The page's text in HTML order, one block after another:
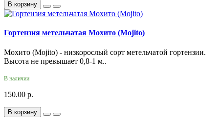
В корзину
Гортензия метельчатая Мохито (Mojito)
Мохито (Mojito) - низкорослый сорт метельчатой гортензии.
Высота не превышает 0,8-1 м..
В наличии
150.00 р.
В корзину